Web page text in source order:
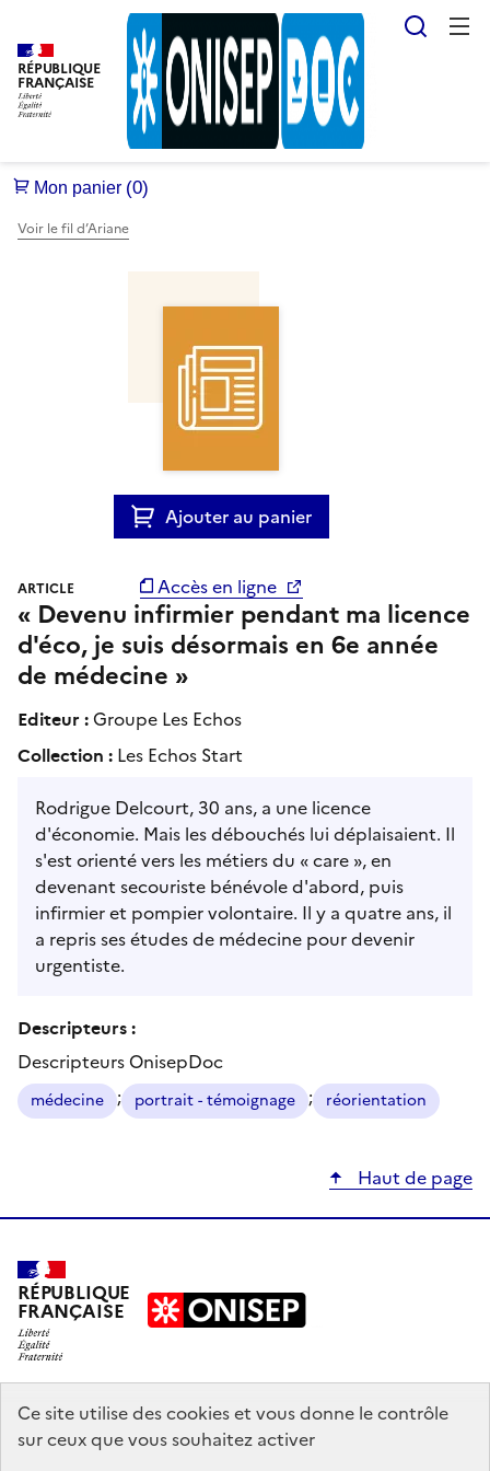
Ce site utilise des cookies et vous donne le contrôle
sur ceux que vous souhaitez activer
RÉPUBLIQUE
FRANÇAISE
Voir le fil d’Ariane
Ajouter au panier
Accès en ligne
ARTICLE
« Devenu infirmier pendant ma licence
d'éco, je suis désormais en 6e année
de médecine »
Editeur :Groupe Les Echos
Collection : Les Echos Start
Rodrigue Delcourt, 30 ans, a une licence
d'économie. Mais les débouchés lui déplaisaient. Il
s'est orienté vers les métiers du « care », en
devenant secouriste bénévole d'abord, puis
infirmier et pompier volontaire. Il y a quatre ans, il
a repris ses études de médecine pour devenir
urgentiste.
Descripteurs :
Descripteurs OnisepDoc
médecine ; portrait - témoignage ; réorientation
Haut de page
RÉPUBLIQUE
FRANÇAISE
education.gouv.fr
enseignementsup-recherche.gouv.fr